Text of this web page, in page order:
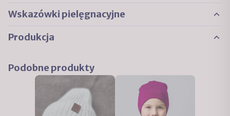
Wskazówki pielęgnacyjne
Produkcja
Podobne produkty